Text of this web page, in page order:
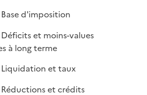
i
e
r
p
l
i
e
r
DBase d'imposition
DDéficits et moins-values
à long terme
DLiquidation et taux
DRéductions et crédits